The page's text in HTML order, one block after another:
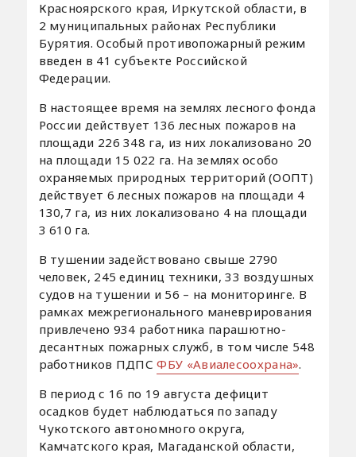
Красноярского края, Иркутской области, в
2 муниципальных районах Республики
Бурятия. Особый противопожарный режим
введен в 41 субъекте Российской
Федерации.
В настоящее время на землях лесного фонда
России действует 136 лесных пожаров на
площади 226 348 га, из них локализовано 20
на площади 15 022 га. На землях особо
охраняемых природных территорий (ООПТ)
действует 6 лесных пожаров на площади 4
130,7 га, из них локализовано 4 на площади
3 610 га.
В тушении задействовано свыше 2790
человек, 245 единиц техники, 33 воздушных
судов на тушении и 56 – на мониторинге. В
рамках межрегионального маневрирования
привлечено 934 работника парашютно-
десантных пожарных служб, в том числе 548
работников ПДПСФБУ «Авиалесоохрана».
В период с 16 по 19 августа дефицит
осадков будет наблюдаться по западу
Чукотского автономного округа,
Камчатского края, Магаданской области,